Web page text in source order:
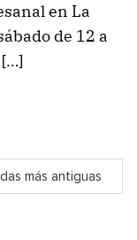
en La
de 12 a
[…]
más antiguas